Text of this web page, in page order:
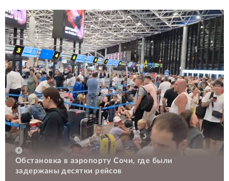
Обстановка в аэропорту Сочи, где были
задержаны десятки рейсов